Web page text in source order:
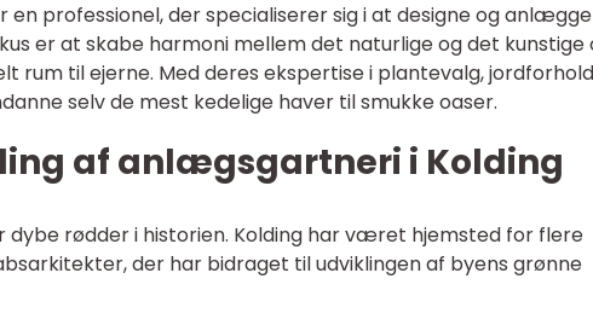
professionel, der specialiserer sig i at designe og anlægge
er at skabe harmoni mellem det naturlige og det kunstige
rum til ejerne. Med deres ekspertise i plantevalg,
selv de mest kedelige haver til smukke oaser.
af anlægsgartneri i Kolding
rødder i historien. Kolding har været hjemsted for flere
der har bidraget til udviklingen af byens grønne